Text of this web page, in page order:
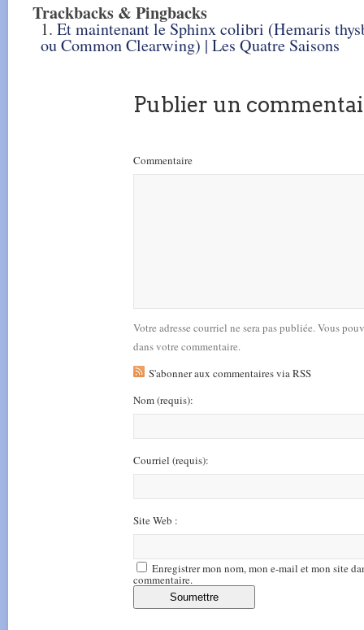
Trackbacks & Pingbacks
Et maintenant le Sphinx colibri (Hemaris
ou Common Clearwing) | Les Quatre Saisons
Publier un
Commentaire
Votre adresse courriel ne sera pas publiée. Vous
dans votre commentaire.
S'abonner aux commentaires via RSS
Nom(requis):
Courriel (requis):
Site Web :
Enregistrer mon nom, mon e-mail et mon site
commentaire.